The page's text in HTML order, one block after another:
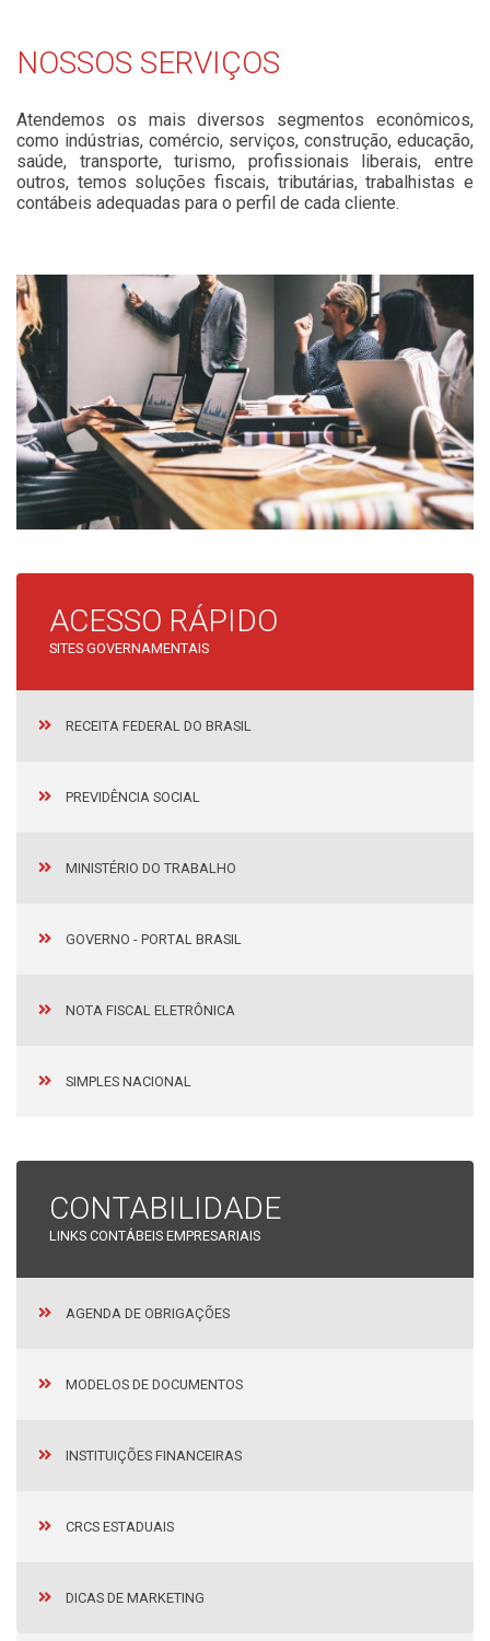
NOSSOS SERVIÇOS
Atendemos os mais diversos segmentos econômicos,
como indústrias, comércio, serviços, construção, educação,
saúde, transporte, turismo, profissionais liberais, entre
outros, temos soluções fiscais, tributárias, trabalhistas e
contábeis adequadas para o perfil de cada cliente.
ACESSO RÁPIDO
SITES GOVERNAMENTAIS
RECEITA FEDERAL DO BRASIL
PREVIDÊNCIA SOCIAL
MINISTÉRIO DO TRABALHO
GOVERNO - PORTAL BRASIL
NOTA FISCAL ELETRÔNICA
SIMPLES NACIONAL
CONTABILIDADE
LINKS CONTÁBEIS EMPRESARIAIS
AGENDA DE OBRIGAÇÕES
MODELOS DE DOCUMENTOS
INSTITUIÇÕES FINANCEIRAS
CRCS ESTADUAIS
DICAS DE MARKETING